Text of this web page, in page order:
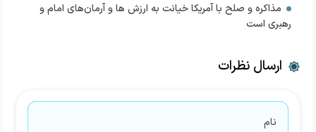
مذاکره و صلح با آمریکا خیانت به ارزش ها و آرمان‌های امام و
رهبری است
ارسال نظرات